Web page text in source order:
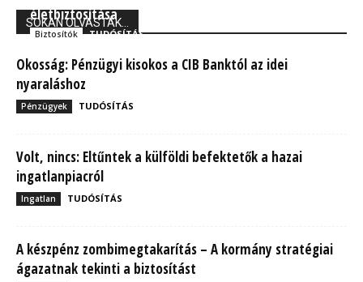
SOKAN OLVASTÁK...
életbiztosítása
Biztosítók TUDÓSÍTÁS
Okosság: Pénzügyi kisokos a CIB Banktól az idei
nyaraláshoz
Pénzügyek TUDÓSÍTÁS
Volt, nincs: Eltűntek a külföldi befektetők a hazai
ingatlanpiacról
Ingatlan TUDÓSÍTÁS
A készpénz zombimegtakarítás – A kormány stratégiai
ágazatnak tekinti a biztosítást